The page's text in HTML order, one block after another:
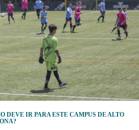
DEVE IR PARA ESTE CAMPUS DE ALTO